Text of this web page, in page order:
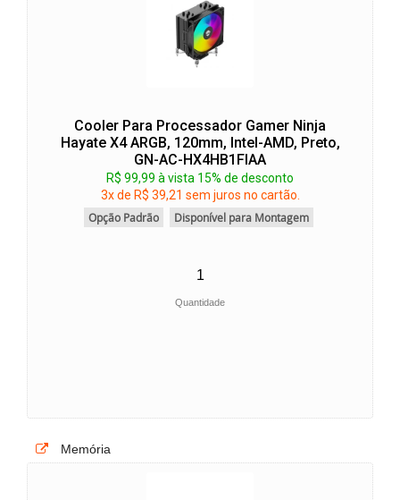
Cooler Para Processador Gamer Ninja
Hayate X4 ARGB, 120mm, Intel-AMD, Preto,
GN-AC-HX4HB1FIAA
R$ 99,99 à vista 15% de desconto
3x de R$ 39,21 sem juros no cartão.
Opção Padrão
Disponível para Montagem
Quantidade
Memória